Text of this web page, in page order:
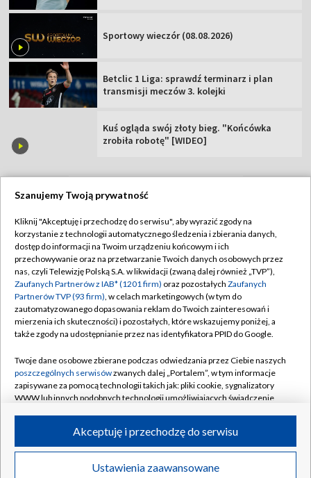
Transmisje Wideo
Sportowy wieczór (08.08.2026)
Betclic 1 Liga: sprawdź terminarz i plan
transmisji meczów 3. kolejki
Kuś ogląda swój złoty bieg. "Końcówka
zrobiła robotę" [WIDEO]
Abonament TVP
Sklep TVP
Biuro Reklamy
Oferta Handlowa
Telegazeta ogłoszenia
Rada Programowa
Ogłoszenia przetargowe
Akademia Telewizyjna
Informacje o nadawcy
Regulamin TVP
Polityka prywatności
Moje zgody
Biuro reklamy
Kontakt
Kanały
©2026 Telewizja Polska Spółka Akcyjna w likwidacji
Szanujemy Twoją prywatność
Kliknij "Akceptuję i przechodzę do serwisu", aby wyrazić zgody na
korzystanie z technologii automatycznego śledzenia i zbierania danych,
dostęp do informacji na Twoim urządzeniu końcowym i ich
przechowywanie oraz na przetwarzanie Twoich danych osobowych przez
nas, czyli Telewizję Polską S.A. w likwidacji (zwaną dalej również „TVP”),
Zaufanych Partnerów z IAB* (1201 firm) oraz pozostałych Zaufanych
Partnerów TVP (93 firm), w celach marketingowych (w tym do
zautomatyzowanego dopasowania reklam do Twoich zainteresowań i
mierzenia ich skuteczności) i pozostałych, które wskazujemy poniżej, a
także zgody na udostępnianie przez nas identyfikatora PPID do Google.
Twoje dane osobowe zbierane podczas odwiedzania przez Ciebie naszych
poszczególnych serwisówzwanych dalej „Portalem”, w tym informacje
zapisywane za pomocą technologii takich jak: pliki cookie, sygnalizatory
WWW lub innych podobnych technologii umożliwiających świadczenie
ruchu w Internecie.
Twoje dane osobowe zbierane podczas odwiedzania przez Ciebie
poszczególnych serwisówna Portalu, takie jak adresy IP, identyfikatory
Ustawienia zaawansowane
Akceptuję i przechodzę do serwisu